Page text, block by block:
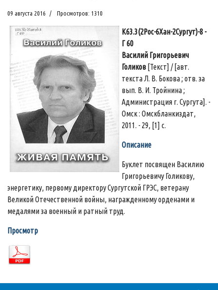
09 августа 2016 Просмотров: 1310
К63.3(2Рос-6Хан-2Сургут)-8 -
Г 60
Василий Григорьевич
Голиков [Текст] / [авт.
текста Л. В. Бокова ; отв. за
вып. В. И. Тройнина ;
Администрация г. Сургута]. -
Омск : Омскбланкиздат,
2011. - 29, [1] с.
Описание
Буклет посвящен Василию
Григорьевичу Голикову,
энергетику, первому директору Сургутской ГРЭС, ветерану
Великой Отечественной войны, награжденному орденами и
медалями за военный и ратный труд.
Просмотр